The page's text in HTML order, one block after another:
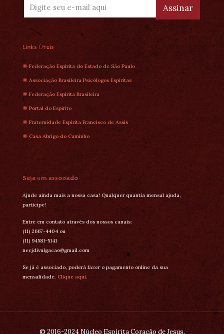
Links Úteis
Federação Espírita do Estado de São Paulo
Associação Brasileira Psicólogos Espíritas
Federação Espírita Brasileira
Portal do Espírito
Fraternidade Espírita Francisco de Assis
Casa Abrigo do Caminho
Seja um associado
Ajude ainda mais a nossa casa! Qualquer quantia mensal ajuda,
participe!
Entre em contato através dos nossos canais:
(11) 2667-4404 ou
(11) 94581-5141
necjdivulgacao@gmail.com
Se já é associado, poderá fazer o pagamento online da sua
mensalidade. Clique aqui.
© 2016-2024 Núcleo Espírita Coração de Jesus.